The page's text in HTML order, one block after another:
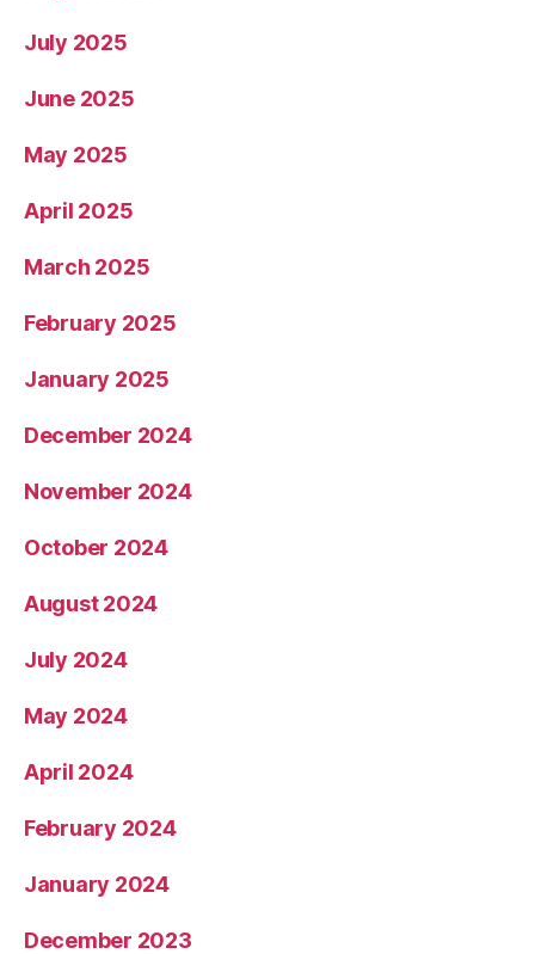
July 2025
June 2025
May 2025
April 2025
March 2025
February 2025
January 2025
December 2024
November 2024
October 2024
August 2024
July 2024
May 2024
April 2024
February 2024
January 2024
December 2023